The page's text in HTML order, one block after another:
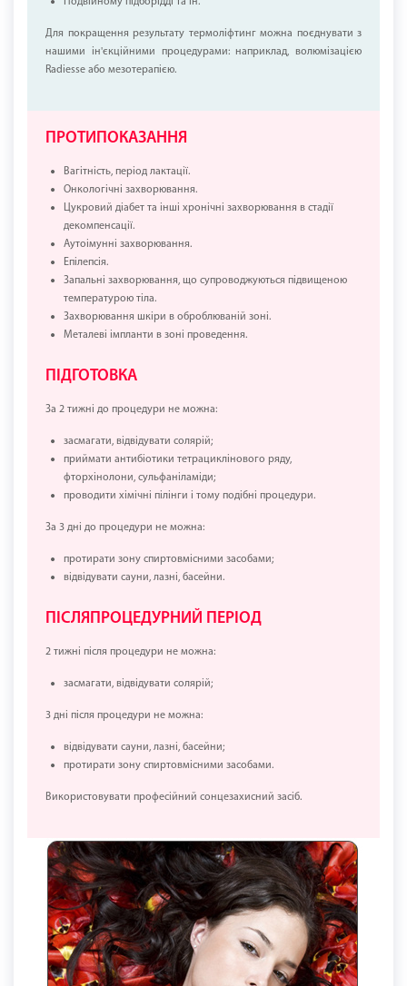
Подвійному підборідді та ін.
Для покращення результату термоліфтинг можна поєднувати з
нашими ін'єкційними процедурами: наприклад, волюмізацією
Radiesse або мезотерапією.
ПРОТИПОКАЗАННЯ
Вагітність, період лактації.
Онкологічні захворювання.
Цукровий діабет та інші хронічні захворювання в стадії
декомпенсації.
Аутоімунні захворювання.
Епілепсія.
Запальні захворювання, що супроводжуються підвищеною
температурою тіла.
Захворювання шкіри в оброблюваній зоні.
Металеві імпланти в зоні проведення.
ПІДГОТОВКА
За 2 тижні до процедури не можна:
засмагати, відвідувати солярій;
приймати антибіотики тетрациклінового ряду,
фторхінолони, сульфаніламіди;
проводити хімічні пілінги і тому подібні процедури.
За 3 дні до процедури не можна:
протирати зону спиртовмісними засобами;
відвідувати сауни, лазні, басейни.
ПІСЛЯПРОЦЕДУРНИЙ ПЕРІОД
2 тижні після процедури не можна:
засмагати, відвідувати солярій;
3 дні після процедури не можна:
відвідувати сауни, лазні, басейни;
протирати зону спиртовмісними засобами.
Використовувати професійний сонцезахисний засіб.